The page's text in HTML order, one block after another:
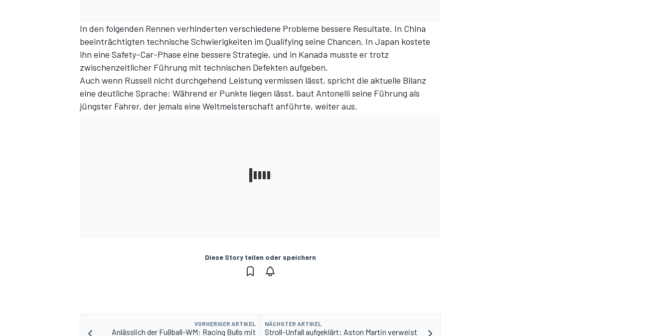
In den folgenden Rennen verhinderten verschiedene Probleme bessere Resultate. In China
beeinträchtigten technische Schwierigkeiten im Qualifying seine Chancen. In Japan kostete
ihn eine Safety-Car-Phase eine bessere Strategie, und in Kanada musste er trotz
zwischenzeitlicher Führung mit technischen Defekten aufgeben.
Auch wenn Russell nicht durchgehend Leistung vermissen lässt, spricht die aktuelle Bilanz
eine deutliche Sprache: Während er Punkte liegen lässt, baut Antonelli seine Führung als
jüngster Fahrer, der jemals eine Weltmeisterschaft anführte, weiter aus.
Diese Story teilen oder speichern
VORHERIGER ARTIKEL
Anlässlich der Fußball-WM: Racing Bulls mit
NÄCHSTER ARTIKEL
Stroll-Unfall aufgeklärt: Aston Martin verweist